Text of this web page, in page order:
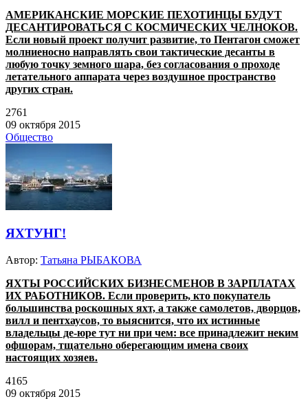
АМЕРИКАНСКИЕ МОРСКИЕ ПЕХОТИНЦЫ БУДУТ
ДЕСАНТИРОВАТЬСЯ С КОСМИЧЕСКИХ ЧЕЛНОКОВ.
Если новый проект получит развитие, то Пентагон сможет
молниеносно направлять свои тактические десанты в
любую точку земного шара, без согласования о проходе
летательного аппарата через воздушное пространство
других стран.
2761
09 октября 2015
Общество
ЯХТУНГ!
Автор: Татьяна РЫБАКОВА
ЯХТЫ РОССИЙСКИХ БИЗНЕСМЕНОВ В ЗАРПЛАТАХ
ИХ РАБОТНИКОВ. Если проверить, кто покупатель
большинства роскошных яхт, а также самолетов, дворцов,
вилл и пентхаусов, то выяснится, что их истинные
владельцы де-юре тут ни при чем: все принадлежит неким
офшорам, тщательно оберегающим имена своих
настоящих хозяев.
4165
09 октября 2015